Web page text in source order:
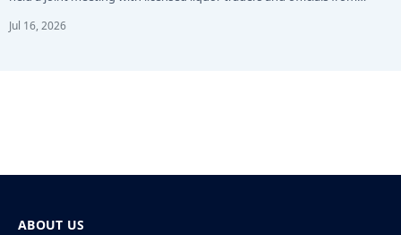
Jul 16, 2026
ABOUT US